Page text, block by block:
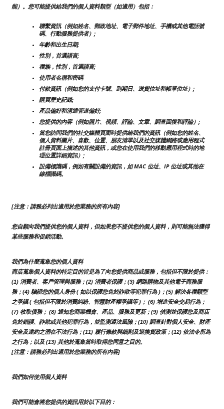
能）。您可能提供給我們的個人資料類型（如適用）包括：
聯繫資訊（例如姓名、郵政地址、電子郵件地址、手機或其他電話號
碼、行動服務提供者）;
年齡和出生日期;
性別，首選語言;
種族，性別，首選語言;
使用者名稱和密碼
付款資訊（例如您的支付卡號、到期日、送貨位址和帳單位址）;
購買歷史記錄;
產品偏好和溝通管道偏好;
您提供的內容（例如照片、視頻、評論、文章、調查回復和評論）;
當您訪問我們的社交媒體頁面時提供給我們的資訊（例如您的姓名、
個人資料圖片、喜歡、位置、朋友清單以及社交媒體網路或應用程式
註冊頁面上描述的其他資訊，或您在使用我們的移動應用程式時的地
理位置詳細資訊）;
設備標識碼，例如有關設備的資訊，如 MAC 位址、IP 位址或其他在
線標識碼。
[注意：請務必列出適用於您業務的所有內容]
您自願向我們提供您的個人資料，但如果您不提供您的個人資料，則可能無法獲得
某些服務和促銷活動。
我們為什麼蒐集您的個人資料
商店蒐集個人資料的特定目的皆是為了向您提供商品或服務，包括但不限於提供：
(1) 消費者、客戶管理與服務；(2) 消費者保護；(3) 網路購物及其他電子商務服
務；(4) 驗證您的個人身份 ( 如以保護您免於詐欺等犯罪行為 )；(5) 解決各種類型
之爭議 ( 包括但不限於消費糾紛、智慧財產權爭議等 )； (6) 增進安全交易行為；
(7) 收取債務； (8) 通知您商業機會、產品、服務及更新；(9) 偵測並保護您及商店
免於錯誤、詐欺或其他犯罪行為，並監測遵法風險；(10) 調查針對個人安全、財產
安全及違約之潛在不法行為；(11) 履行條款與細則及退換貨政策；(12) 依法令所為
之行為；以及 (13) 其他於蒐集當時取得您同意之目的。
[注意：請務必列出適用於您業務的所有內容]
我們如何使用個人資料
我們可能會將您提供的資訊用於以下目的：